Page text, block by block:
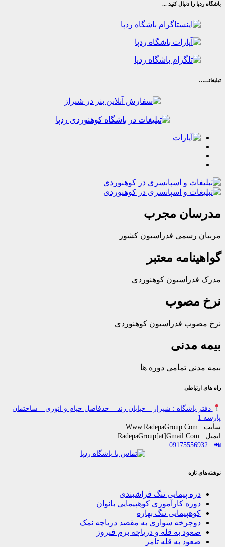
دنبال کنید ...
مجرب
رسمی فدراسیون کشور
معتبر
کوهنوردی
فدراسیون کوهنوردی
تمامی دوره ها
: شیراز – خیابان زند – حدفاصل خیام و انوری – ساختمان
پیمایی تنگ فراشبندی
کارآموزی کوهپیمایی بانوان
تنگ بهاره
سواری به مقصد دریاچه نمک
به قله و دریاچه برم فیروز
به قله تامر